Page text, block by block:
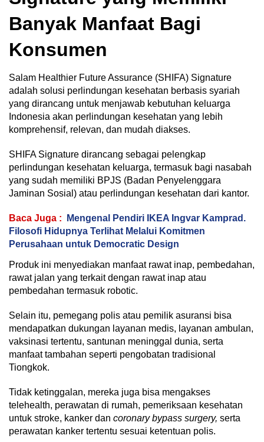
Banyak Manfaat Bagi
Konsumen
Salam Healthier Future Assurance (SHIFA) Signature
adalah solusi perlindungan kesehatan berbasis syariah
yang dirancang untuk menjawab kebutuhan keluarga
Indonesia akan perlindungan kesehatan yang lebih
komprehensif, relevan, dan mudah diakses.
SHIFA Signature dirancang sebagai pelengkap
perlindungan kesehatan keluarga, termasuk bagi nasabah
yang sudah memiliki BPJS (Badan Penyelenggara
Jaminan Sosial) atau perlindungan kesehatan dari kantor.
Baca Juga :
Mengenal Pendiri IKEA Ingvar Kamprad.
Filosofi Hidupnya Terlihat Melalui Komitmen
Perusahaan untuk Democratic Design
Produk ini menyediakan manfaat rawat inap, pembedahan,
rawat jalan yang terkait dengan rawat inap atau
pembedahan termasuk robotic.
Selain itu, pemegang polis atau pemilik asuransi bisa
mendapatkan dukungan layanan medis, layanan ambulan,
vaksinasi tertentu, santunan meninggal dunia, serta
manfaat tambahan seperti pengobatan tradisional
Tiongkok.
Tidak ketinggalan, mereka juga bisa mengakses
telehealth, perawatan di rumah, pemeriksaan kesehatan
untuk stroke, kanker dan coronary bypass surgery, serta
perawatan kanker tertentu sesuai ketentuan polis.